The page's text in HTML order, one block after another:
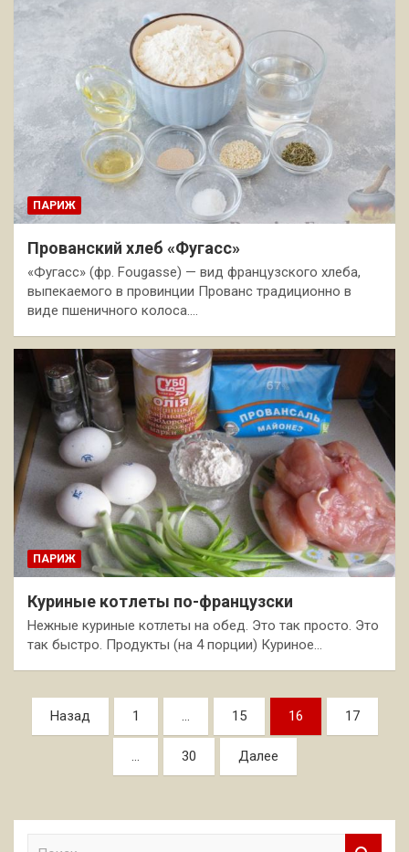
ПАРИЖ
Прованский хлеб «Фугасс»
«Фугасс» (фр. Fougasse) — вид французского хлеба,
выпекаемого в провинции Прованс традиционно в
виде пшеничного колоса.…
ПАРИЖ
Куриные котлеты по-французски
Нежные куриные котлеты на обед. Это так просто. Это
так быстро. Продукты (на 4 порции) Куриное…
Пагинация
записей
Назад 1 … 15 16 17
… 30 Далее